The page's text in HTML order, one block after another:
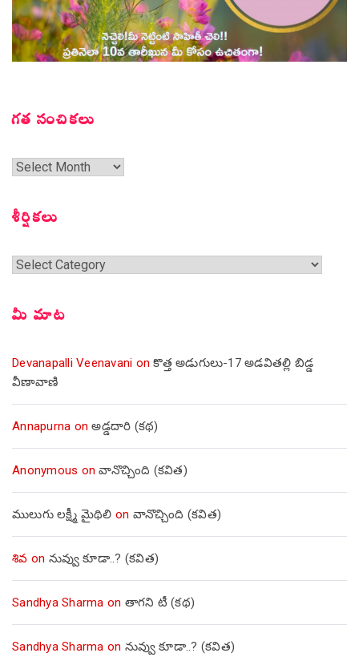
గత సంచికలు
గత
శీర్షికలు
శీర్షికలు
మీ మాట
Devanapalli Veenavani onకొత్త అడుగులు-17 అడవితల్లి బిడ్డ
వీణావాణి
Annapurna onఅడ్డదారి (కథ)
Anonymous onవానొచ్చింది (కవిత)
ములుగు లక్ష్మీ మైథిలి on వానొచ్చింది (కవిత)
శివ on నువ్వు కూడా..? (కవిత)
Sandhya Sharma on తాగని టీ (కథ)
Sandhya Sharma on నువ్వు కూడా..? (కవిత)